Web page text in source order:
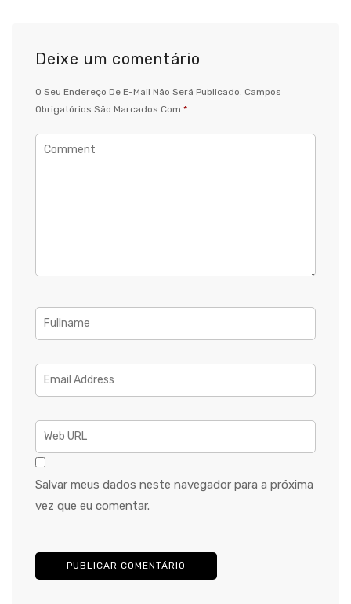
Deixe um comentário
O Seu Endereço De E-Mail Não Será Publicado. Campos
Obrigatórios São Marcados Com *
Salvar meus dados neste navegador para a próxima
vez que eu comentar.